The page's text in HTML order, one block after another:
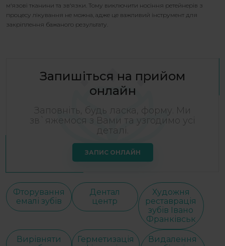
м‘язові тканини та зв‘язки. Тому виключити носіння ретейнерів з
процесу лікування не можна, адже це важливий інструмент для
закріплення бажаного результату.
Запишіться на прийом
онлайн
Заповніть, будь ласка, форму. Ми
зв`яжемося з Вами та узгодимо усі
деталі.
ЗАПИС ОНЛАЙН
Фторування
емалі зубів
Дентал
центр
Художня
реставрація
зубів Івано
Франківськ
Вирівняти
Герметизація
Видалення